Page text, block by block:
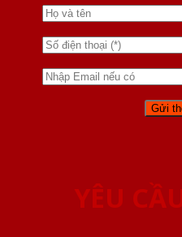
YÊU